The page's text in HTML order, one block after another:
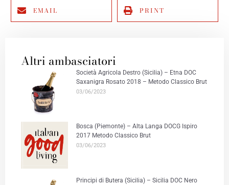
EMAIL PRINT
Altri ambasciatori
Società Agricola Destro (Sicilia) – Etna DOC
Saxanigra Rosato 2018 – Metodo Classico Brut
03/06/2023
Bosca (Piemonte) – Alta Langa DOCG Ispiro
2017 Metodo Classico Brut
03/06/2023
Principi di Butera (Sicilia) – Sicilia DOC Nero